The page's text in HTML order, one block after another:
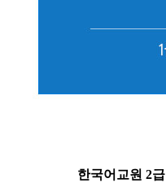
한국어교원 2급